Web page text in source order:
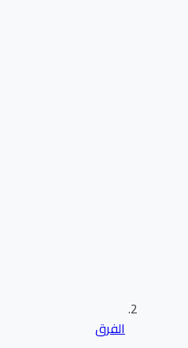
الفرق